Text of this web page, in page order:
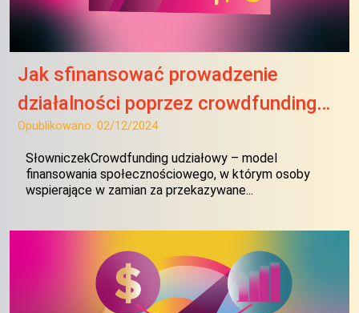
Jak sfinansować prowadzenie
działalności poprzez crowdfunding…
Opublikowano: 02/12/2024
SłowniczekCrowdfunding udziałowy – model
finansowania społecznościowego, w którym osoby
wspierające w zamian za przekazywane...